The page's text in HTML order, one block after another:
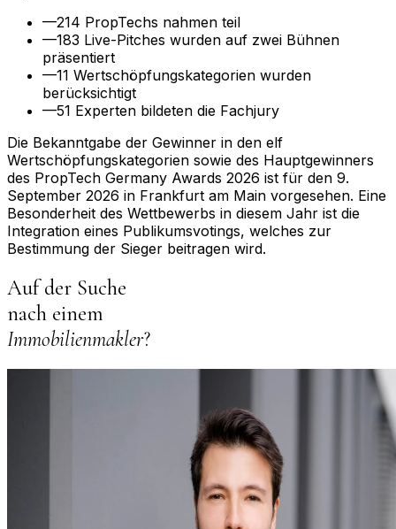
—214 PropTechs nahmen teil
—183 Live-Pitches wurden auf zwei Bühnen
präsentiert
—11 Wertschöpfungskategorien wurden
berücksichtigt
—51 Experten bildeten die Fachjury
Die Bekanntgabe der Gewinner in den elf
Wertschöpfungskategorien sowie des Hauptgewinners
des PropTech Germany Awards 2026 ist für den 9.
September 2026 in Frankfurt am Main vorgesehen. Eine
Besonderheit des Wettbewerbs in diesem Jahr ist die
Integration eines Publikumsvotings, welches zur
Bestimmung der Sieger beitragen wird.
Auf der Suche
nach einem
Immobilienmakler?